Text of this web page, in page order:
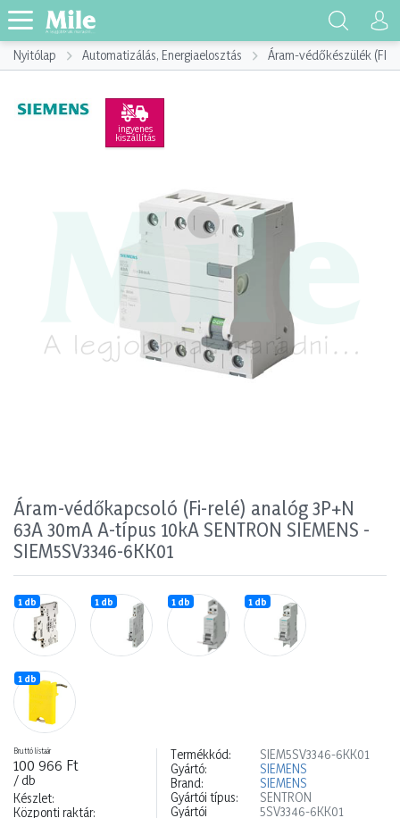
Nyitólap Automatizálás, Energiaelosztás Áram-védőkészülék (FI)
ingyenes
kiszállítás
Áram-védőkapcsoló (Fi-relé) analóg 3P+N
63A 30mA A-típus 10kA SENTRON SIEMENS -
SIEM5SV3346-6KK01
1 db 1 db 1 db 1 db
1 db
Bruttó listaár
100 966 Ft
/ db
Készlet:
Központi raktár:
Termékkód:
SIEM5SV3346-6KK01
Gyártó:
SIEMENS
Brand:
SIEMENS
Gyártói típus:
SENTRON
Gyártói
5SV3346-6KK01